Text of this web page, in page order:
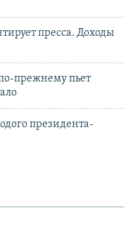
пресса. Доходы
прежнему пьет
президента-